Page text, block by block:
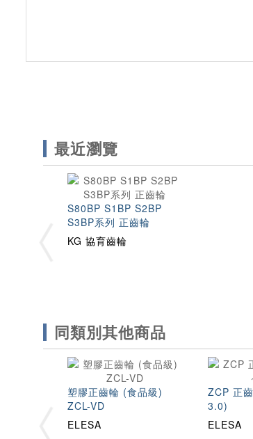
最近瀏覽
S80BP S1BP S2BP
S3BP系列 正齒輪
KG 協育齒輪
同類別其他商品
塑膠正齒輪 (食品級)
ZCL-VD
ELESA
ZCP 正
3.0)
ELESA